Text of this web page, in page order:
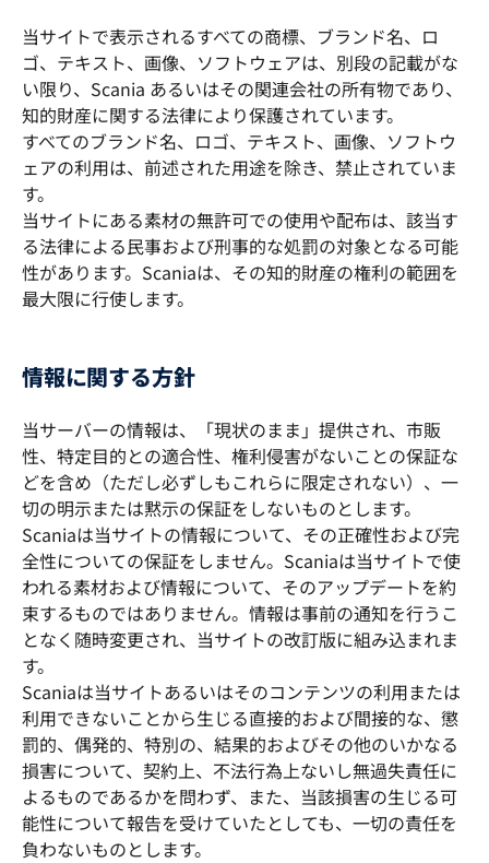
当サイトで表示されるすべての商標、ブランド名、ロ
ゴ、テキスト、画像、ソフトウェアは、別段の記載がな
い限り、Scania あるいはその関連会社の所有物であり、
知的財産に関する法律により保護されています。
すべてのブランド名、ロゴ、テキスト、画像、ソフトウ
ェアの利用は、前述された用途を除き、禁止されていま
す。
当サイトにある素材の無許可での使用や配布は、該当す
る法律による民事および刑事的な処罰の対象となる可能
性があります。Scaniaは、その知的財産の権利の範囲を
最大限に行使します。
情報に関する方針
当サーバーの情報は、「現状のまま」提供され、市販
性、特定目的との適合性、権利侵害がないことの保証な
どを含め（ただし必ずしもこれらに限定されない）、一
切の明示または黙示の保証をしないものとします。
Scaniaは当サイトの情報について、その正確性および完
全性についての保証をしません。Scaniaは当サイトで使
われる素材および情報について、そのアップデートを約
束するものではありません。情報は事前の通知を行うこ
となく随時変更され、当サイトの改訂版に組み込まれま
す。
Scaniaは当サイトあるいはそのコンテンツの利用または
利用できないことから生じる直接的および間接的な、懲
罰的、偶発的、特別の、結果的およびその他のいかなる
損害について、契約上、不法行為上ないし無過失責任に
よるものであるかを問わず、また、当該損害の生じる可
能性について報告を受けていたとしても、一切の責任を
負わないものとします。